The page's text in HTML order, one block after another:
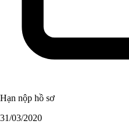
Hạn nộp hồ sơ
31/03/2020